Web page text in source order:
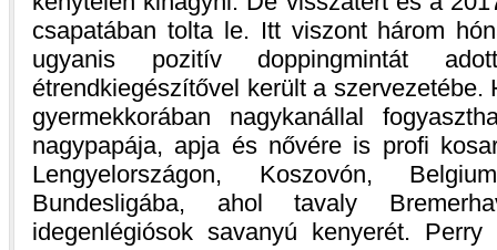
csapatában tolta le. Itt viszont három
ugyanis pozitív doppingmintát
étrendkiegészítővel került a szervezetébe.
gyermekkorában nagykanállal
nagypapája, apja és nővére is profi
Lengyelországon, Koszovón,
Bundesligába, ahol tavaly
idegenlégiósok savanyú kenyerét.